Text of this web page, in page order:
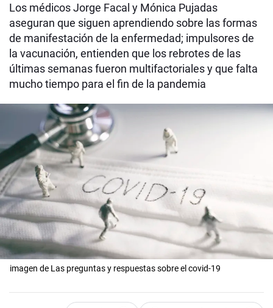
Los médicos Jorge Facal y Mónica Pujadas
aseguran que siguen aprendiendo sobre las formas
de manifestación de la enfermedad; impulsores de
la vacunación, entienden que los rebrotes de las
últimas semanas fueron multifactoriales y que falta
mucho tiempo para el fin de la pandemia
imagen de Las preguntas y respuestas sobre el covid-19